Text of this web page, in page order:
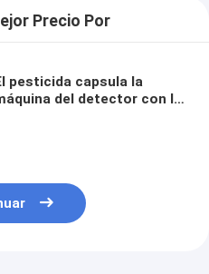
Precio Por
pesticida capsula la
del detector con la